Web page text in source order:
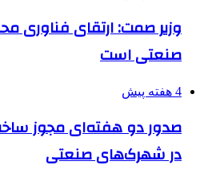
وزیر صمت: ارتقای فناوری
صنعتی است
4 هفته پیش
صدور دو هفته‌ای مجوز
در شهرک‌های صنعتی